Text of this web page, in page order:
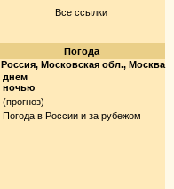
Все ссылки
Погода
Россия, Московская обл., Москва
днем
ночью
(прогноз)
Погода в России и за рубежом